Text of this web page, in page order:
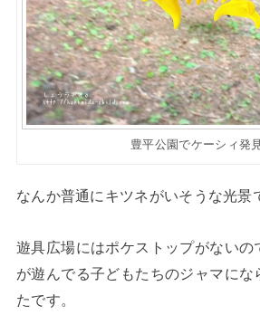
豊平公園でケーシィ発
なんか普通にキツネがいそうな光景
遊具広場にはポケストップがないの
が遊んでる子どもたちのジャマにな
たです。